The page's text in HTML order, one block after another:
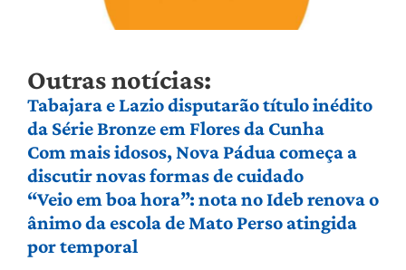
Outras notícias:
Tabajara e Lazio disputarão título inédito
da Série Bronze em Flores da Cunha
Com mais idosos, Nova Pádua começa a
discutir novas formas de cuidado
“Veio em boa hora”: nota no Ideb renova o
ânimo da escola de Mato Perso atingida
por temporal